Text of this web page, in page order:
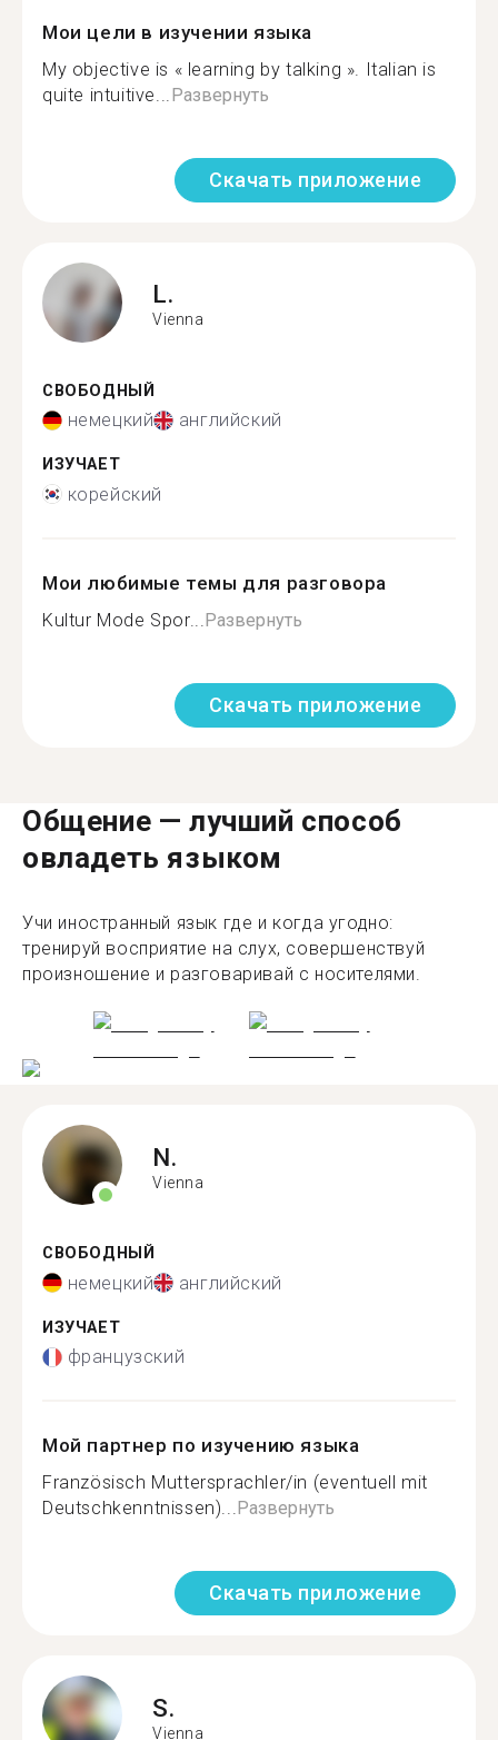
Мои цели в изучении языка
My objective is « learning by talking ». Italian is
quite intuitive... Развернуть
Скачать приложение
L.
Vienna
СВОБОДНЫЙ
немецкий английский
ИЗУЧАЕТ
корейский
Мои любимые темы для разговора
Kultur Mode Spor... Развернуть
Скачать приложение
Общение — лучший способ
овладеть языком
Учи иностранный язык где и когда угодно:
тренируй восприятие на слух, совершенствуй
произношение и разговаривай с носителями.
N.
Vienna
СВОБОДНЫЙ
немецкий английский
ИЗУЧАЕТ
французский
Мой партнер по изучению языка
Französisch Muttersprachler/in (eventuell mit
Deutschkenntnissen)...Развернуть
Скачать приложение
S.
Vienna